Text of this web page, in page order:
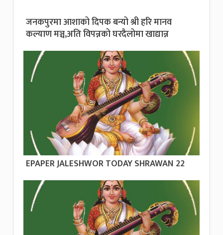
जनकपुरमा आशाको दिपक बन्यो श्री हरि मानव
कल्याण मञ्च,अति विपन्नको घरदैलोमा खाद्यान्न
EPAPER JALESHWOR TODAY SHRAWAN 22